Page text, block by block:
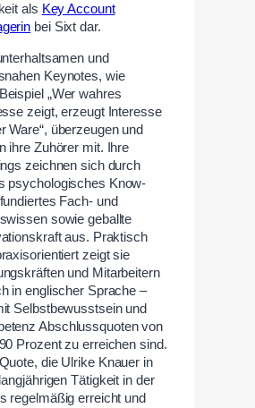
als Key Account
bei Sixt dar.
und
Keynotes, wie
„Wer wahres
zeigt, erzeugt Interesse
Ware“, überzeugen und
ihre Zuhörer mit. Ihre
zeichnen sich durch
psychologisches Know-
Fach- und
sowie geballte
aus. Praktisch
zeigt sie
und Mitarbeitern
in englischer Sprache –
Selbstbewusstsein und
Abschlussquoten von
Prozent zu erreichen sind.
die Ulrike Knauer in
Tätigkeit in der
regelmäßig erreicht und